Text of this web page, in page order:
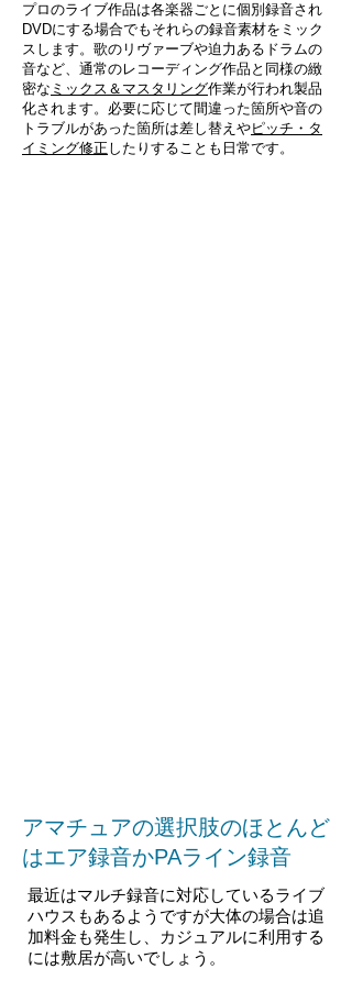
プロのライブ作品は各楽器ごとに個別録音され
DVDにする場合でもそれらの録音素材をミック
スします。歌のリヴァーブや迫力あるドラムの
音など、通常のレコーディング作品と同様の緻
密な ミックス＆マスタリング作業が行われ製品
化されます。必要に応じて間違った箇所や音の
トラブルがあった箇所は差し替えやピッチ・タ
イミング修正 したりすることも日常です。
アマチュアの選択肢のほとんど
はエア録音かPAライン録音
最近はマルチ録音に対応しているライブ
ハウスもあるようですが大体の場合は追
加料金も発生し、カジュアルに利用する
には敷居が高いでしょう。